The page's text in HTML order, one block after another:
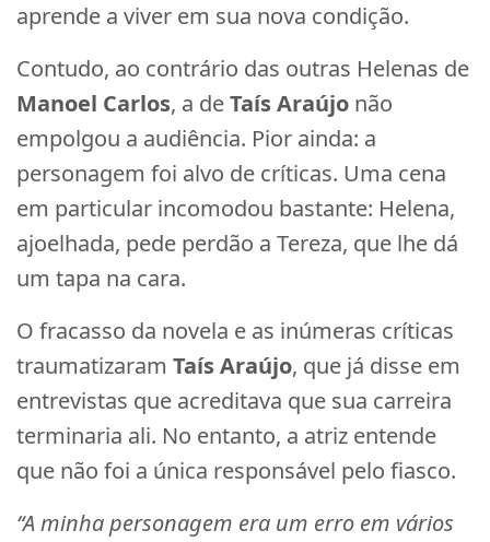
aprende a viver em sua nova condição.
Contudo, ao contrário das outras Helenas de
Manoel Carlos, a deTaís Araújo não
empolgou a audiência. Pior ainda: a
personagem foi alvo de críticas. Uma cena
em particular incomodou bastante: Helena,
ajoelhada, pede perdão a Tereza, que lhe dá
um tapa na cara.
O fracasso da novela e as inúmeras críticas
traumatizaram Taís Araújo, que já disse em
entrevistas que acreditava que sua carreira
terminaria ali. No entanto, a atriz entende
que não foi a única responsável pelo fiasco.
“A minha personagem era um erro em vários